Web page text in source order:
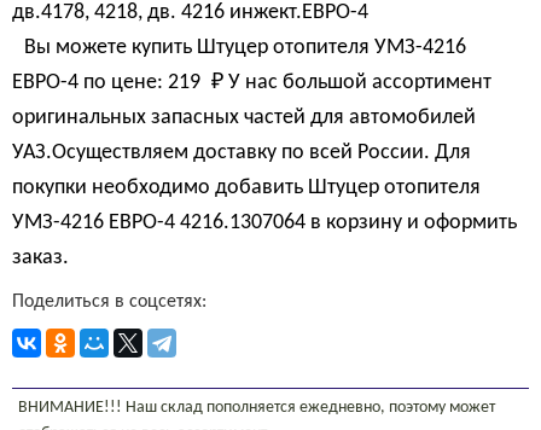
дв.4178, 4218, дв. 4216 инжект.ЕВРО-4
Вы можете купить Штуцер отопителя УМЗ-4216
ЕВРО-4 по цене: 219 ₽ У нас большой ассортимент
оригинальных запасных частей для автомобилей
УАЗ.Осуществляем доставку по всей России. Для
покупки необходимо добавить Штуцер отопителя
УМЗ-4216 ЕВРО-4 4216.1307064 в корзину и оформить
заказ.
Поделиться в соцсетях:
ВНИМАНИЕ!!! Наш склад пополняется ежедневно, поэтому может